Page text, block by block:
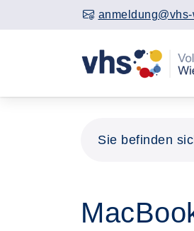
Sie befinden